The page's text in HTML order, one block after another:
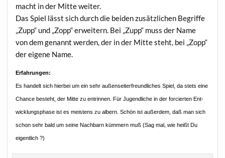
macht in der Mit­te weiter.
Das Spiel lässt sich durch die bei­den zusätz­li­chen Begrif­fe
„Zupp“ und „Zopp“ erwei­tern. Bei „Zupp“ muss der Name
von dem genannt wer­den, der in der Mit­te steht, bei „Zopp“
der eige­ne Name.
Erfah­run­gen:
Es han­delt sich hier­bei um ein sehr außen­sei­ter­freund­li­ches Spiel, da stets eine
Chan­ce besteht, der Mit­te zu ent­rin­nen. Für Jugend­li­che in der for­cier­ten Ent­
wick­lungs­pha­se ist es meis­tens zu albern. Schön ist außer­dem, daß man sich
schon sehr bald um sei­ne Nach­barn küm­mern muß (Sag mal, wie heißt Du
eigentlich ?)